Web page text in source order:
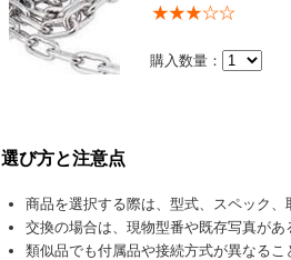
購入数量：
選び方と注意点
商品を選択する際は、型式、スペック
交換の場合は、現物型番や既存写真が
類似品でも付属品や接続方式が異なるこ